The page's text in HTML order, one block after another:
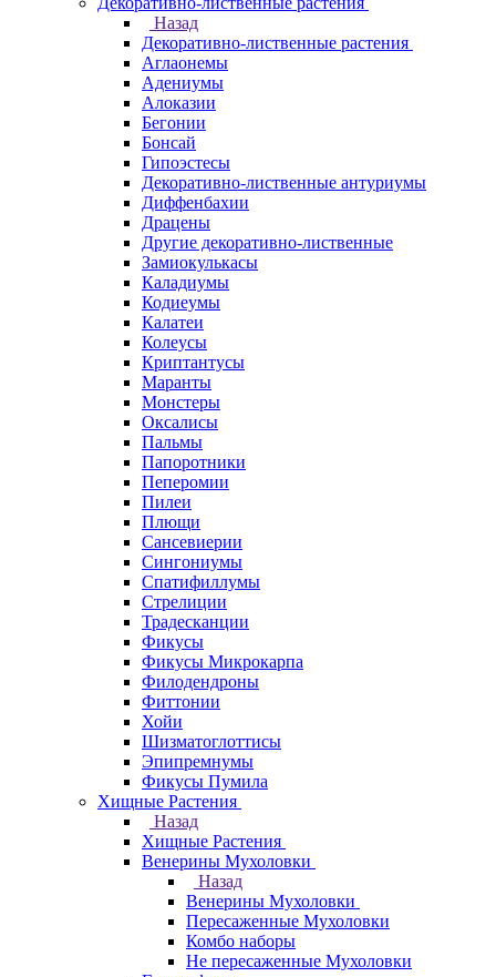
Назад
Декоративно-лиственные растения
Аглаонемы
Адениумы
Алоказии
Бегонии
Бонсай
Гипоэстесы
Декоративно-лиственные антуриумы
Диффенбахии
Драцены
Другие декоративно-лиственные
Замиокулькасы
Каладиумы
Кодиеумы
Калатеи
Колеусы
Криптантусы
Маранты
Монстеры
Оксалисы
Пальмы
Папоротники
Пеперомии
Пилеи
Плющи
Сансевиерии
Сингониумы
Спатифиллумы
Стрелиции
Традесканции
Фикусы
Фикусы Микрокарпа
Филодендроны
Фиттонии
Хойи
Шизматоглоттисы
Эпипремнумы
Фикусы Пумила
Хищные Растения
Назад
Хищные Растения
Венерины Мухоловки
Назад
Венерины Мухоловки
Пересаженные Мухоловки
Комбо наборы
Не пересаженные Мухоловки